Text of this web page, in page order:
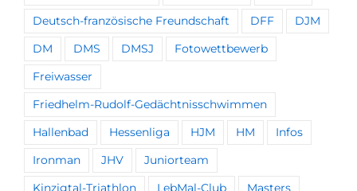
Deutsch-französische Freundschaft DFF DJM
DM DMS DMSJ Fotowettbewerb
Freiwasser
Friedhelm-Rudolf-Gedächtnisschwimmen
Hallenbad Hessenliga HJM HM Infos
Ironman JHV Juniorteam
Kinzigtal-Triathlon LebMal-Club Masters